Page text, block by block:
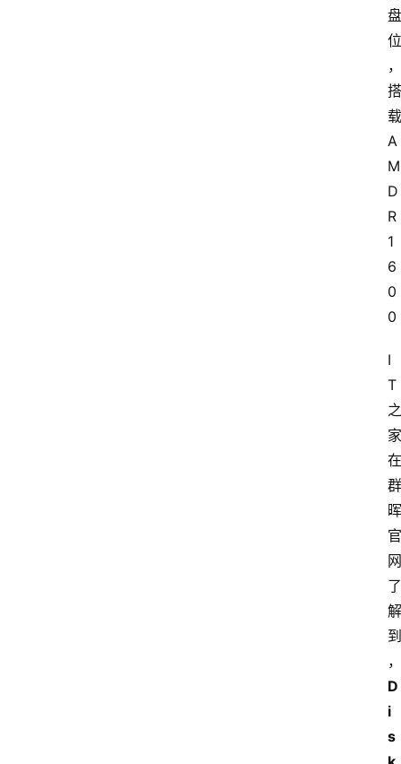
盘
位
，
搭
载
A
M
D
R
1
6
0
0
I
T
之
家
在
群
晖
官
网
了
解
到
，
D
i
s